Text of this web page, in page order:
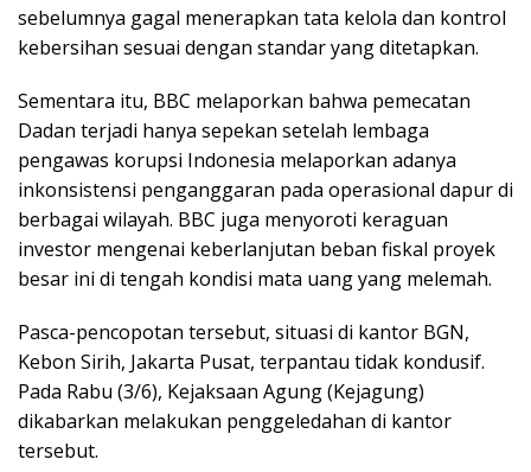
sebelumnya gagal menerapkan tata kelola dan kontrol
kebersihan sesuai dengan standar yang ditetapkan.
Sementara itu, BBC melaporkan bahwa pemecatan
Dadan terjadi hanya sepekan setelah lembaga
pengawas korupsi Indonesia melaporkan adanya
inkonsistensi penganggaran pada operasional dapur di
berbagai wilayah. BBC juga menyoroti keraguan
investor mengenai keberlanjutan beban fiskal proyek
besar ini di tengah kondisi mata uang yang melemah.
Pasca-pencopotan tersebut, situasi di kantor BGN,
Kebon Sirih, Jakarta Pusat, terpantau tidak kondusif.
Pada Rabu (3/6), Kejaksaan Agung (Kejagung)
dikabarkan melakukan penggeledahan di kantor
tersebut.